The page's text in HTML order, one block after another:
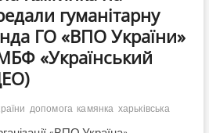
гуманітарну
ГО «ВПО України»
«Український
допомога камянка харьківська